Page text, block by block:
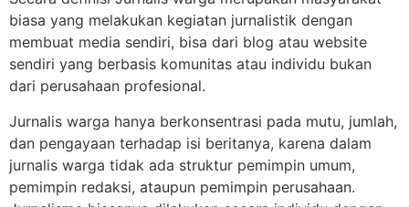
biasa yang melakukan kegiatan jurnalistik dengan
membuat media sendiri, bisa dari blog atau website
sendiri yang berbasis komunitas atau individu bukan
dari perusahaan profesional.
Jurnalis warga hanya berkonsentrasi pada mutu, jumlah,
dan pengayaan terhadap isi beritanya, karena dalam
jurnalis warga tidak ada struktur pemimpin umum,
pemimpin redaksi, ataupun pemimpin perusahaan.